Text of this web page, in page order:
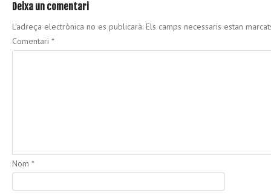
Deixa un comentari
L'adreça electrònica no es publicarà. Els camps necessaris estan
Comentari *
Nom *